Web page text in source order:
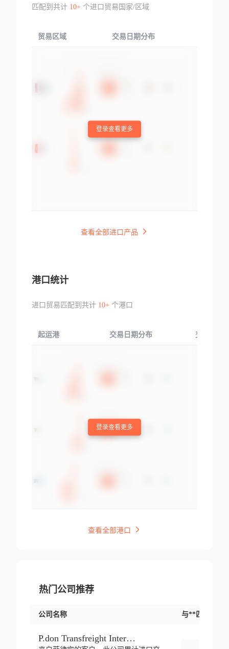
匹配到共计 10+个进口贸易国家/区域
贸易区域 交易日期分布
登录查看更多
查看全部进口产品
港口统计
进口贸易匹配到共计 10+个港口
起运港 交易日期分布 交易产品
登录查看更多
查看全部港口
热门公司推荐
公司名称 与**匹配交易
P.don Transfreight International